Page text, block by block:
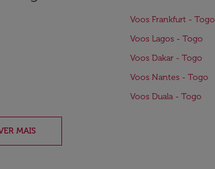
Voos Frankfurt - Togo
Voos Lagos - Togo
Voos Dakar - Togo
Voos Nantes - Togo
Voos Duala - Togo
MAIS